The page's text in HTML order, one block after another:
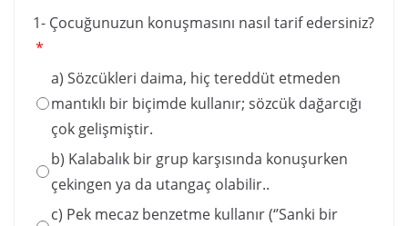
1- Çocuğunuzun konuşmasını nasıl tarif edersiniz?
*
a) Sözcükleri daima, hiç tereddüt etmeden
mantıklı bir biçimde kullanır; sözcük dağarcığı
çok gelişmiştir.
b) Kalabalık bir grup karşısında konuşurken
çekingen ya da utangaç olabilir..
c) Pek mecaz benzetme kullanır (‘’Sanki bir